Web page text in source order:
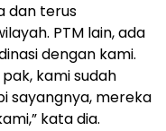
dan terus
PTM lain, ada
dengan kami.
kami sudah
sayangnya, mereka
kata dia.